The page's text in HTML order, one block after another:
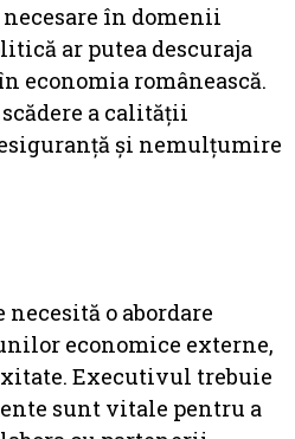
în domenii
ar putea descuraja
economia românească.
a calității
și nemulțumire
o abordare
economice externe,
Executivul trebuie
sunt vitale pentru a